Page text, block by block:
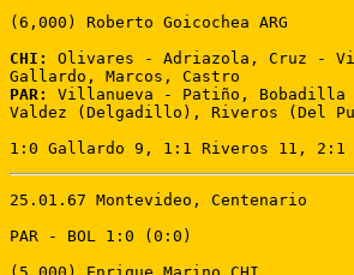
(6,000) Roberto Goicochea ARG
CHI:
Olivares - Adriazola, Cruz -
PAR:
Villanueva - Patiño, Bobadilla
Valdez (Delgadillo), Riveros (Del
1:0 Gallardo 9, 1:1 Riveros 11, 2:1
25.01.67 Montevideo, Centenario
PAR - BOL 1:0 (0:0)